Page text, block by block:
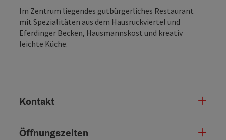
Im Zentrum liegendes gutbürgerliches Restaurant
mit Spezialitäten aus dem Hausruckviertel und
Eferdinger Becken, Hausmannskost und kreativ
leichte Küche.
Kontakt
Öffnungszeiten